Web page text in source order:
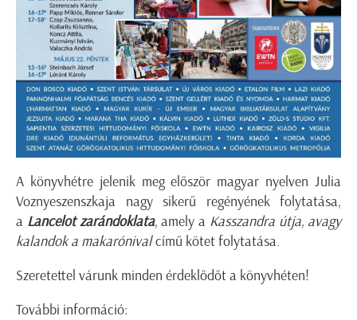
A könyvhétre jelenik meg először magyar nyelven Julia
Voznyeszenszkaja nagy sikerű regényének folytatása,
a Lancelot zarándoklata, amely a Kasszandra útja, avagy
kalandok a makarónivalcímű kötet folytatása.
Szeretettel várunk minden érdeklődőt a könyvhéten!
További információ: